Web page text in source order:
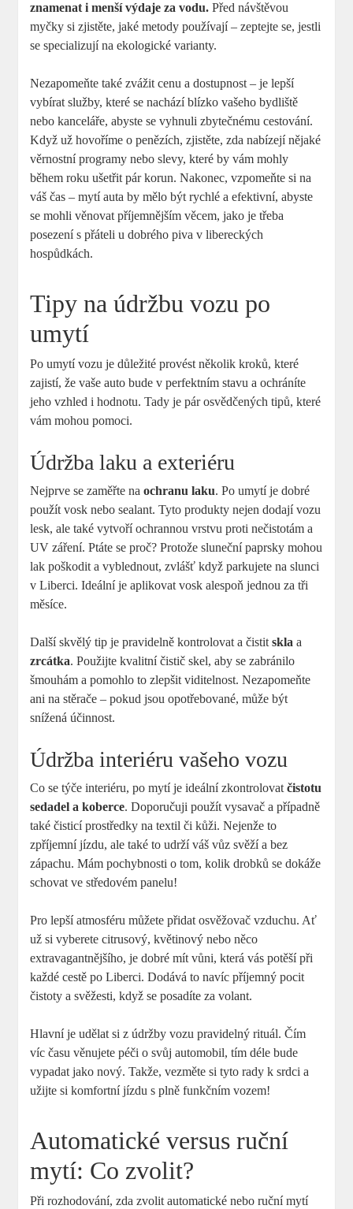
znamenat i menší výdaje za vodu. Před návštěvou
myčky si zjistěte, jaké metody používají – zeptejte se, jestli
se specializují na ekologické varianty.
Nezapomeňte také zvážit cenu a dostupnost – je lepší
vybírat služby, které se nachází blízko vašeho bydliště
nebo kanceláře, abyste se vyhnuli zbytečnému cestování.
Když už hovoříme o penězích, zjistěte, zda nabízejí nějaké
věrnostní programy nebo slevy, které by vám mohly
během roku ušetřit pár korun. Nakonec, vzpomeňte si na
váš čas – mytí auta by mělo být rychlé a efektivní, abyste
se mohli věnovat příjemnějším věcem, jako je třeba
posezení s přáteli u dobrého piva v libereckých
hospůdkách.
Tipy na údržbu vozu po
umytí
Po umytí vozu je důležité provést několik kroků, které
zajistí, že vaše auto bude v perfektním stavu a ochráníte
jeho vzhled i hodnotu. Tady je pár osvědčených tipů, které
vám mohou pomoci.
Údržba laku a exteriéru
Nejprve se zaměřte naochranu laku. Po umytí je dobré
použít vosk nebo sealant. Tyto produkty nejen dodají vozu
lesk, ale také vytvoří ochrannou vrstvu proti nečistotám a
UV záření. Ptáte se proč? Protože sluneční paprsky mohou
lak poškodit a vyblednout, zvlášť když parkujete na slunci
v Liberci. Ideální je aplikovat vosk alespoň jednou za tři
měsíce.
Další skvělý tip je pravidelně kontrolovat a čistitskla a
zrcátka. Použijte kvalitní čistič skel, aby se zabránilo
šmouhám a pomohlo to zlepšit viditelnost. Nezapomeňte
ani na stěrače – pokud jsou opotřebované, může být
snížená účinnost.
Údržba interiéru vašeho vozu
Co se týče interiéru, po mytí je ideální zkontrolovatčistotu
sedadel a koberce. Doporučuji použít vysavač a případně
také čisticí prostředky na textil či kůži. Nejenže to
zpříjemní jízdu, ale také to udrží váš vůz svěží a bez
zápachu. Mám pochybnosti o tom, kolik drobků se dokáže
schovat ve středovém panelu!
Pro lepší atmosféru můžete přidat osvěžovač vzduchu. Ať
už si vyberete citrusový, květinový nebo něco
extravagantnějšího, je dobré mít vůni, která vás potěší při
každé cestě po Liberci. Dodává to navíc příjemný pocit
čistoty a svěžesti, když se posadíte za volant.
Hlavní je udělat si z údržby vozu pravidelný rituál. Čím
víc času věnujete péči o svůj automobil, tím déle bude
vypadat jako nový. Takže, vezměte si tyto rady k srdci a
užijte si komfortní jízdu s plně funkčním vozem!
Automatické versus ruční
mytí: Co zvolit?
Při rozhodování, zda zvolit automatické nebo ruční mytí